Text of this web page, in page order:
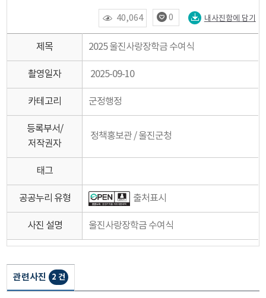
40,064 0 내사진함에 담기
제목 2025 울진사랑장학금 수여식
촬영일자 2025-09-10
카테고리 군정행정
등록부서/
저작권자
정책홍보관 / 울진군청
태그
공공누리 유형 출처표시
사진 설명 울진사랑장학금 수여식
관련사진 2 건